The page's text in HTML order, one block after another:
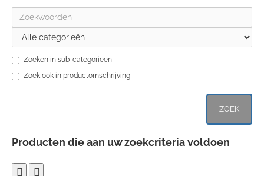
Zoeken in sub-categorieën
Zoek ook in productomschrijving
ZOEK
Producten die aan uw zoekcriteria voldoen